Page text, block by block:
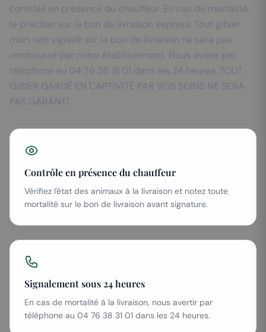
contrôlé en présence du chauffeur. En cas de mortalité,
le préciser sur le bon de livraison express. Tout gibier
mort non signalé sur le bon de livraison ne sera pas
remboursé par notre établissement. Nous aviser par
téléphone au 04 76 38 31 01 dans les 24 heures. TOUT
GIBIER GARDÉ EN CAPTIVITÉ PAR VOS SOINS NE SERA
PAS GARANTI.
Contrôle en présence du chauffeur
Vérifiez l'état des animaux à la livraison et notez toute
mortalité sur le bon de livraison avant signature.
Signalement sous 24 heures
En cas de mortalité à la livraison, nous avertir par
téléphone au 04 76 38 31 01 dans les 24 heures.